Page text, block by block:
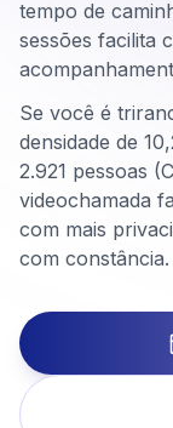
tempo de
sessões facilita
Se você é
densidade de
2.921 pessoas
videochamada
com mais
com constância.